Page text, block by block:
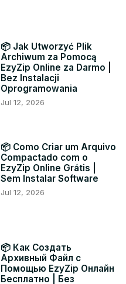
📦 Jak Utworzyć Plik
Archiwum za Pomocą
EzyZip Online za Darmo |
Bez Instalacji
Oprogramowania
Jul 12, 2026
📦 Como Criar um Arquivo
Compactado com o
EzyZip Online Grátis |
Sem Instalar Software
Jul 12, 2026
📦 Как Создать
Архивный Файл с
Помощью EzyZip Онлайн
Бесплатно | Без